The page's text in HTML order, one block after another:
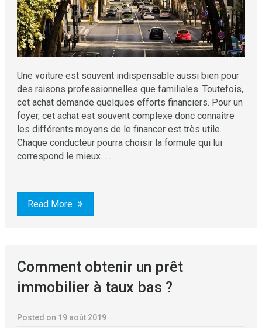
Une voiture est souvent indispensable aussi bien pour
des raisons professionnelles que familiales. Toutefois,
cet achat demande quelques efforts financiers. Pour un
foyer, cet achat est souvent complexe donc connaître
les différents moyens de le financer est très utile.
Chaque conducteur pourra choisir la formule qui lui
correspond le mieux. …
Read More
Comment obtenir un prêt
immobilier à taux bas ?
Posted on 19 août 2019